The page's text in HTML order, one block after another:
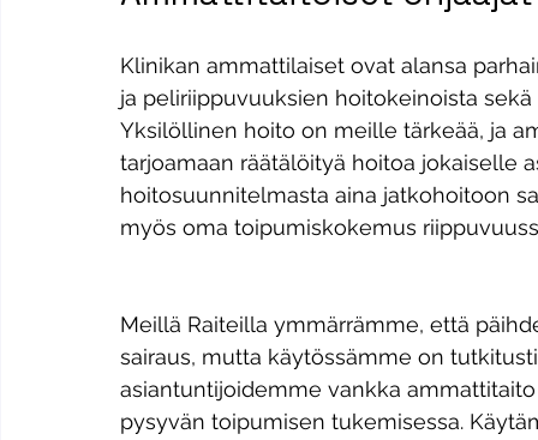
Klinikan ammattilaiset ovat alansa
ja peliriippuvuuksien hoitokeinoista
Yksilöllinen hoito on meille tärkeää, ja
tarjoamaan räätälöityä hoitoa jokaiselle
hoitosuunnitelmasta aina jatkohoitoon
myös oma toipumiskokemus
Meillä Raiteilla ymmärrämme, että
sairaus, mutta käytössämme on
asiantuntijoidemme vankka
pysyvän toipumisen tukemisessa.